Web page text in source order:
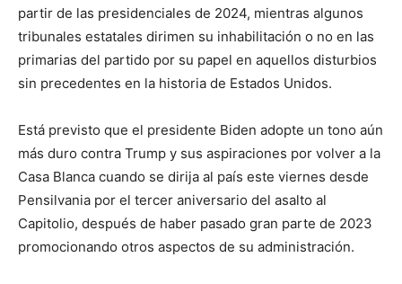
partir de las presidenciales de 2024, mientras algunos
tribunales estatales dirimen su inhabilitación o no en las
primarias del partido por su papel en aquellos disturbios
sin precedentes en la historia de Estados Unidos.
Está previsto que el presidente Biden adopte un tono aún
más duro contra Trump y sus aspiraciones por volver a la
Casa Blanca cuando se dirija al país este viernes desde
Pensilvania por el tercer aniversario del asalto al
Capitolio, después de haber pasado gran parte de 2023
promocionando otros aspectos de su administración.